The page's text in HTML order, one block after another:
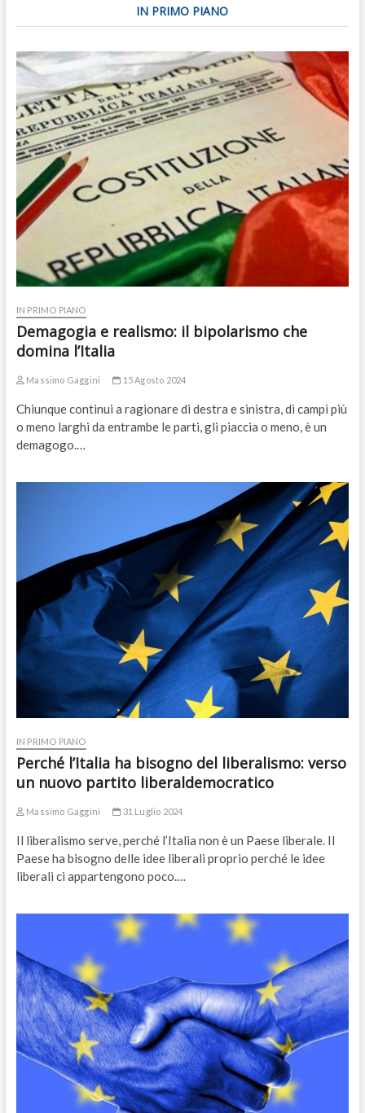
IN PRIMO PIANO
IN PRIMO PIANO
Demagogia e realismo: il bipolarismo che
domina l’Italia
Massimo Gaggini 15 Agosto 2024
Chiunque continui a ragionare di destra e sinistra, di campi più
o meno larghi da entrambe le parti, gli piaccia o meno, è un
demagogo.…
IN PRIMO PIANO
Perché l’Italia ha bisogno del liberalismo: verso
un nuovo partito liberaldemocratico
Massimo Gaggini 31 Luglio 2024
Il liberalismo serve, perché l’Italia non è un Paese liberale. Il
Paese ha bisogno delle idee liberali proprio perché le idee
liberali ci appartengono poco.…